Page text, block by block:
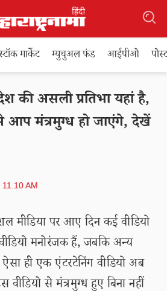
मार्केट म्युचुअल फंड आईपीओ
की असली प्रतिभा यहां है,
मंत्रमुग्ध हो जाएंगे, देखें
AM
मीडिया पर आए दिन कई वीडियो
मनोरंजक हैं, जबकि अन्य
ही एक एंटरटेनिंग वीडियो अब
से मंत्रमुग्ध हुए बिना नहीं